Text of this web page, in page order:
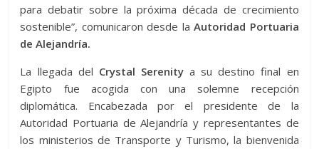
para debatir sobre la próxima década de crecimiento
sostenible”, comunicaron desde la Autoridad Portuaria
de Alejandría.
La llegada del Crystal Serenitya su destino final en
Egipto fue acogida con una solemne recepción
diplomática. Encabezada por el presidente de la
Autoridad Portuaria de Alejandría y representantes de
los ministerios de Transporte y Turismo, la bienvenida